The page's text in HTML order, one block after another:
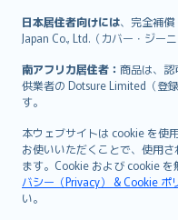
日本居住者向けには、完全補
Japan Co., Ltd.（カバー・ジー
南アフリカ居住者： 商品は、認
供業者の Dotsure Limited（
す。
本ウェブサイトは cookie を使
お使いいただくことで、使用
ます。Cookie および cookie
バシー（Privacy） & Cookie ポ
い。